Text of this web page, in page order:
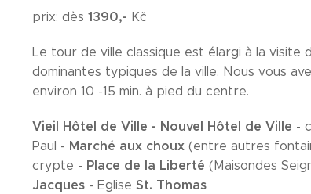
prix: dès 1390,- Kč
Le tour de ville classique est élargi à la
dominantes typiques de la ville. Nous vous
environ 10 -15 min. à pied du centre.
Vieil Hôtel de Ville - Nouvel Hôtel de Ville -
Paul - Marché aux choux (entre autres
crypte - Place de la Liberté (Maisondes
Jacques - Eglise St. Thomas